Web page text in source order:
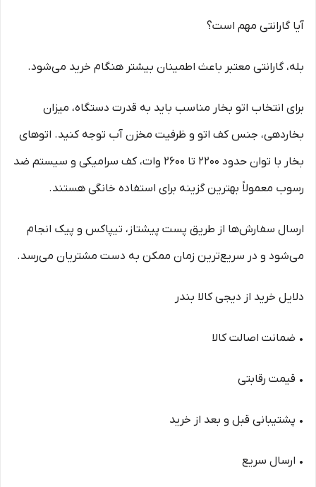
آیا گارانتی مهم است؟
بله، گارانتی معتبر باعث اطمینان بیشتر هنگام خرید می‌شود.
برای انتخاب اتو بخار مناسب باید به قدرت دستگاه، میزان
بخاردهی، جنس کف اتو و ظرفیت مخزن آب توجه کنید. اتوهای
بخار با توان حدود 2200 تا 2600 وات، کف سرامیکی و سیستم ضد
رسوب معمولاً بهترین گزینه برای استفاده خانگی هستند.
ارسال سفارش‌ها از طریق پست پیشتاز، تیپاکس و پیک انجام
می‌شود و در سریع‌ترین زمان ممکن به دست مشتریان می‌رسد.
دلایل خرید از دیجی کالا بندر
• ضمانت اصالت کالا
• قیمت رقابتی
• پشتیبانی قبل و بعد از خرید
• ارسال سریع